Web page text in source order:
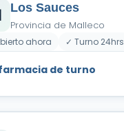
Los Sauces
Provincia de Malleco
ahora ✓ Turno 24hrs
de turno